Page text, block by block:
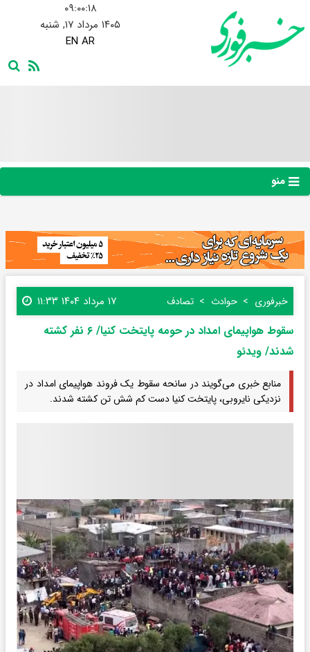
۰۹:۰۰:۱۹
۱۴۰۵ مرداد ۱۷, شنبه
EN AR
منو
خبرفوری حوادث تصادف ۱۷ مرداد ۱۴۰۴ ۱۱:۳۳
سقوط هواپیمای امداد در حومه پایتخت کنیا/ ۶ نفر کشته
شدند/ ویدئو
منابع خبری می‌گویند در سانحه سقوط یک فروند هواپیمای امداد در
نزدیکی نایروبی، پایتخت کنیا دست کم شش تن کشته شدند.